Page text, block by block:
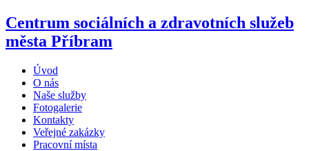
Centrum sociálních a zdravotních služeb
města Příbram
Úvod
O nás
Naše služby
Fotogalerie
Kontakty
Veřejné zakázky
Pracovní místa